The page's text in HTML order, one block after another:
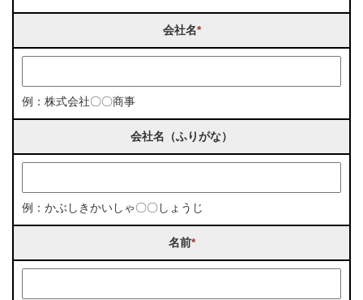
会社名*
例：株式会社〇〇商事
会社名（ふりがな）
例：かぶしきかいしゃ〇〇しょうじ
名前*